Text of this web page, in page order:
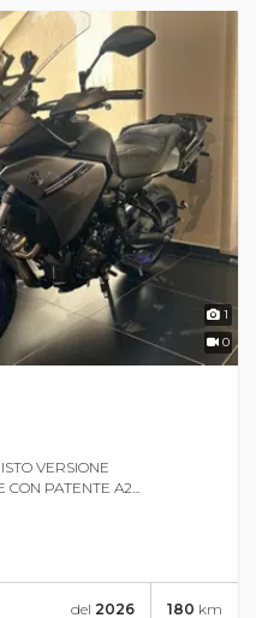
1
0
VERSIONE
CON PATENTE A2...
180 km
del 2026